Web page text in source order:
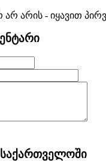
არ არის - იყავით